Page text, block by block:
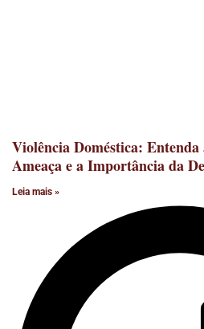
Violência Doméstica:
Ameaça e a Importância da
Leia mais »